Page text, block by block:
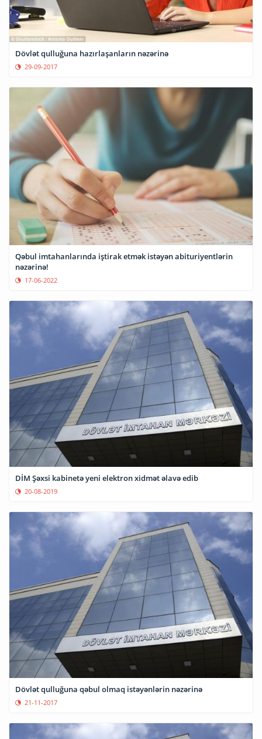
Dövlət qulluğuna hazırlaşanların nəzərinə
29-09-2017
Qəbul imtahanlarında iştirak etmək istəyən abituriyentlərin
nəzərinə!
17-06-2022
DİM Şəxsi kabinetə yeni elektron xidmət əlavə edib
20-08-2019
Dövlət qulluğuna qəbul olmaq istəyənlərin nəzərinə
21-11-2017